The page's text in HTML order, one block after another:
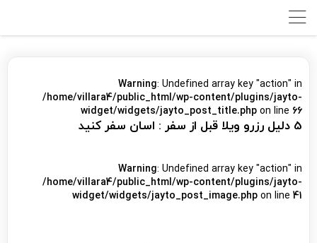
Warning: Undefined array key "action" in
/home/villara4/public_html/wp-content/plugins/jayto-
widget/widgets/jayto_post_title.php on line 66
5 دلیل رزرو ویلا قبل از سفر : اسان سفر کنید
Warning: Undefined array key "action" in
/home/villara4/public_html/wp-content/plugins/jayto-
widget/widgets/jayto_post_image.php on line 41